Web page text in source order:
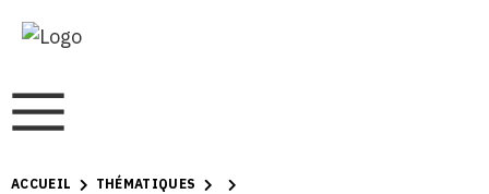
ACCUEIL
THÉMATIQUES